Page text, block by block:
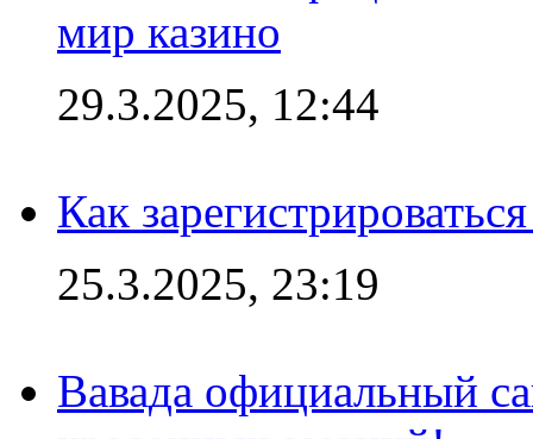
мир казино
29.3.2025, 12:44
Как
25.3.2025, 23:19
Вавада официальный